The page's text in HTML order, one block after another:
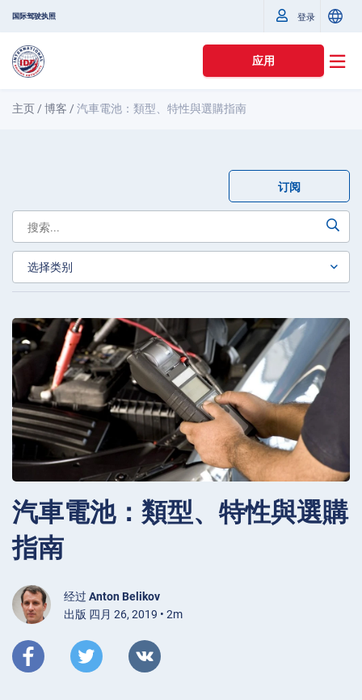
国际驾驶执照 登录
应用
主页 /博客 /汽車電池：類型、特性與選購指南
订阅
汽車電池：類型、特性與選購
指南
经过 Anton Belikov
出版 四月 26, 2019 • 2m